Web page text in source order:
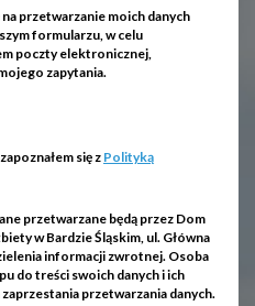
przetwarzanie moich danych
formularzu, w celu
poczty elektronicznej,
zapytania.
się z Polityką
przetwarzane będą przez Dom
w Bardzie Śląskim, ul. Główna
informacji zwrotnej. Osoba
do treści swoich danych i ich
przetwarzania danych.